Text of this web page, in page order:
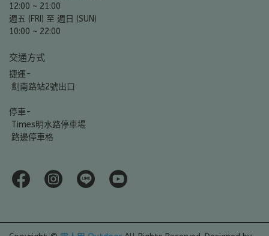
12:00 ~ 21:00
週五 (FRI) 至 週日 (SUN)
10:00 ~ 22:00
交通方式
捷運-
劍南路站2號出口
停車-
Times明水路停車場
路邊停車格